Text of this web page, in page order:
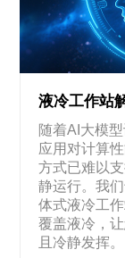
液冷工作站
随着AI大模
应用对计算
方式已难以
静运行。我
体式液冷工
覆盖液冷，
且冷静发挥。